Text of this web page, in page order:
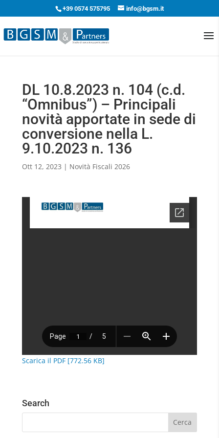
+39 0574 575795 info@bgsm.it
DL 10.8.2023 n. 104 (c.d.
“Omnibus”) – Principali
novità apportate in sede di
conversione nella L.
9.10.2023 n. 136
Ott 12, 2023 | Novità Fiscali 2026
Scarica il PDF [772.56 KB]
Search